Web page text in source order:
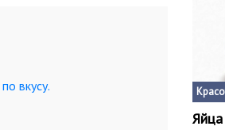
вкусу.